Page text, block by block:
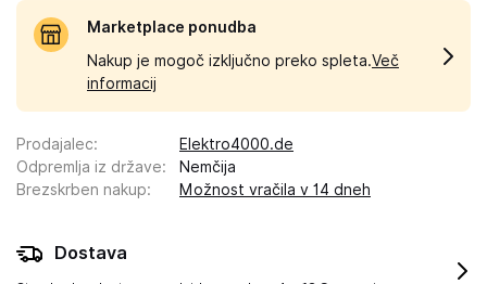
Marketplace ponudba
Nakup je mogoč izključno preko spleta.Več
informacij
Prodajalec:
Elektro4000.de
Odpremlja iz države:
Nemčija
Brezskrben nakup: Možnost vračila v 14 dneh
Dostava